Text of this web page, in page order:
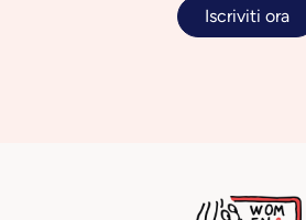
Iscriviti ora